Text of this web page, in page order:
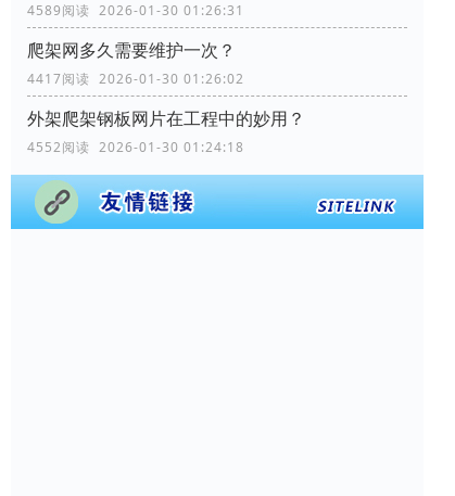
4589阅读 2026-01-30 01:26:31
爬架网多久需要维护一次？
4417阅读 2026-01-30 01:26:02
外架爬架钢板网片在工程中的妙用？
4552阅读 2026-01-30 01:24:18